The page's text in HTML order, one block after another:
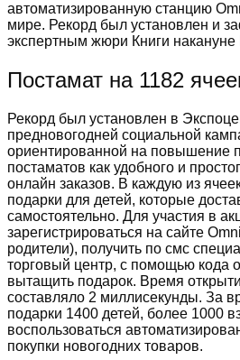
автоматизированную станцию
мире. Рекорд был установлен и
экспертным жюри Книги накануне
Постамат на 1182
Рекорд был установлен в
предновогодней социальной
ориентированной на повышение
постаматов как удобного и
онлайн заказов. В каждую из
подарки для детей, которые
самостоятельно. Для участия в
зарегистрироваться на сайте
родители), получить по смс
торговый центр, с помощью кода
вытащить подарок. Время
составляло 2 миллисекунды. За
подарки 1400 детей, более 1000
воспользоваться
покупки новогодних товаров.